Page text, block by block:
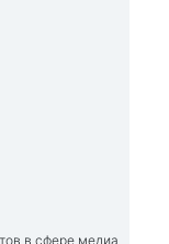
в сфере медиа